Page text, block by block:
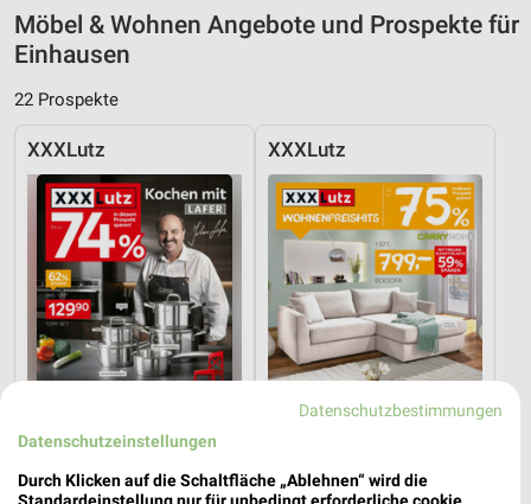
Möbel & Wohnen Angebote und Prospekte für
Einhausen
22 Prospekte
XXXLutz XXXLutz
Datenschutzbestimmungen
Datenschutzeinstellungen
Durch Klicken auf die Schaltfläche „Ablehnen“ wird die